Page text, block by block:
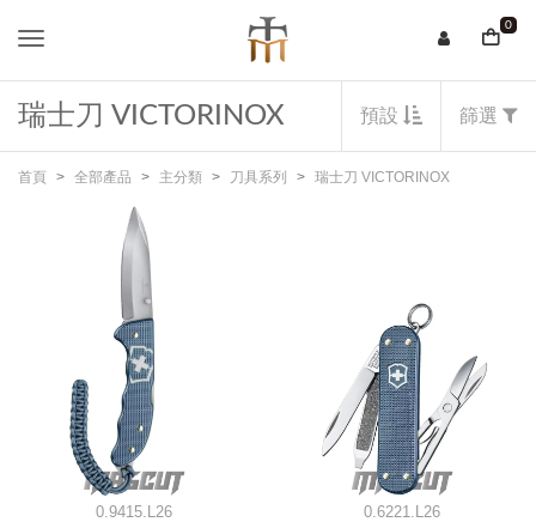
0
瑞士刀 VICTORINOX 預設 篩選
首頁 全部產品 主分類 刀具系列 瑞士刀 VICTORINOX
0.9415.L26 0.6221.L26